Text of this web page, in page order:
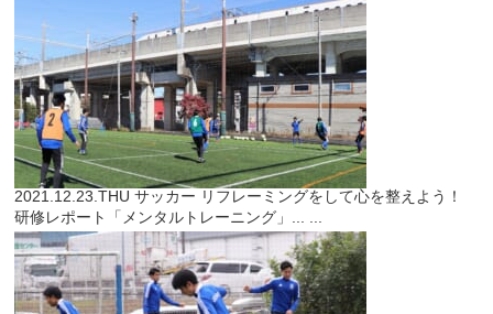
2021.12.23.THU サッカー リフレーミングをして心を整えよう！
研修レポート「メンタルトレーニング」... ...